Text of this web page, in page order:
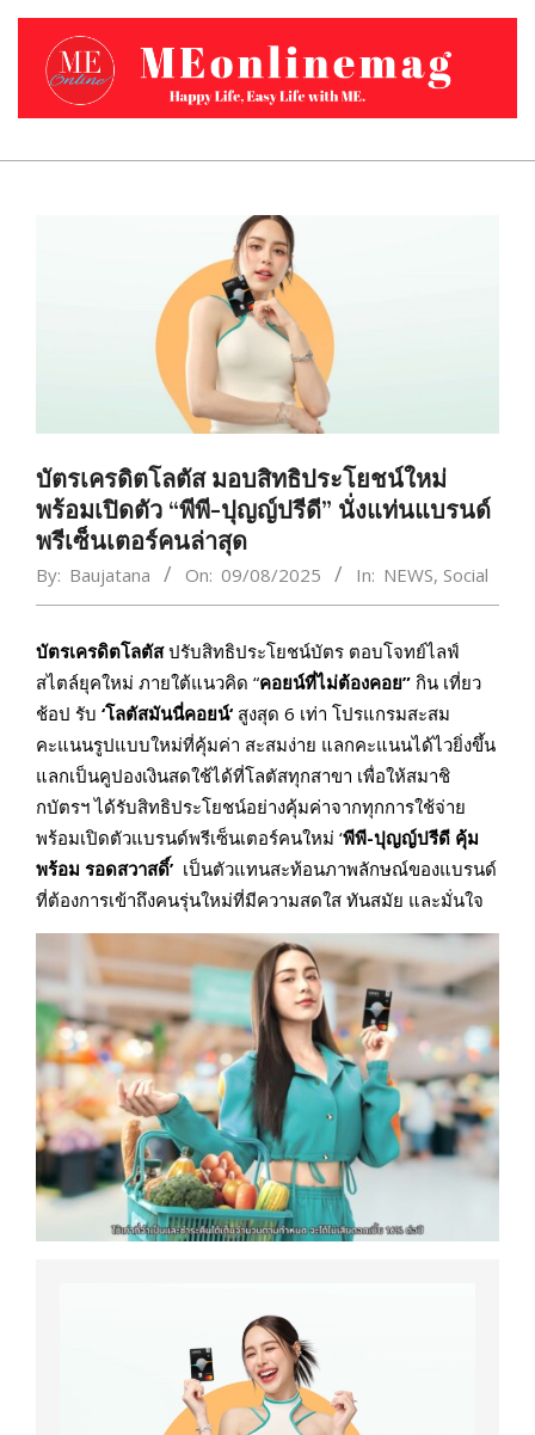
Skip
content
Primary
บัตรเครดิตโลตัส มอบสิทธิประโยชน์ใหม่
พร้อมเปิดตัว “พีพี-ปุญญ์ปรีดี” นั่งแท่นแบรนด์
พรีเซ็นเตอร์คนล่าสุด
By: Baujatana On: 09/08/2025 In: NEWS, Social
บัตรเครดิตโลตัสปรับสิทธิประโยชน์บัตร ตอบโจทย์ไลฟ์
สไตล์ยุคใหม่ ภายใต้แนวคิด “คอยน์ที่ไม่ต้องคอย” กิน เที่ยว
ช้อป รับ ‘โลตัสมันนี่คอยน์‘ สูงสุด 6 เท่า โปรแกรมสะสม
คะแนนรูปแบบใหม่ที่คุ้มค่า สะสมง่าย แลกคะแนนได้ไวยิ่งขึ้น
แลกเป็นคูปองเงินสดใช้ได้ที่โลตัสทุกสาขา เพื่อให้สมาชิ
กบัตรฯ ได้รับสิทธิประโยชน์อย่างคุ้มค่าจากทุกการใช้จ่าย
พร้อมเปิดตัวแบรนด์พรีเซ็นเตอร์คนใหม่ ‘พีพี-ปุญญ์ปรีดี คุ้ม
พร้อม รอดสวาสดิ์’ เป็นตัวแทนสะท้อนภาพลักษณ์ของแบรนด์
ที่ต้องการเข้าถึงคนรุ่นใหม่ที่มีความสดใส ทันสมัย และมั่นใจ